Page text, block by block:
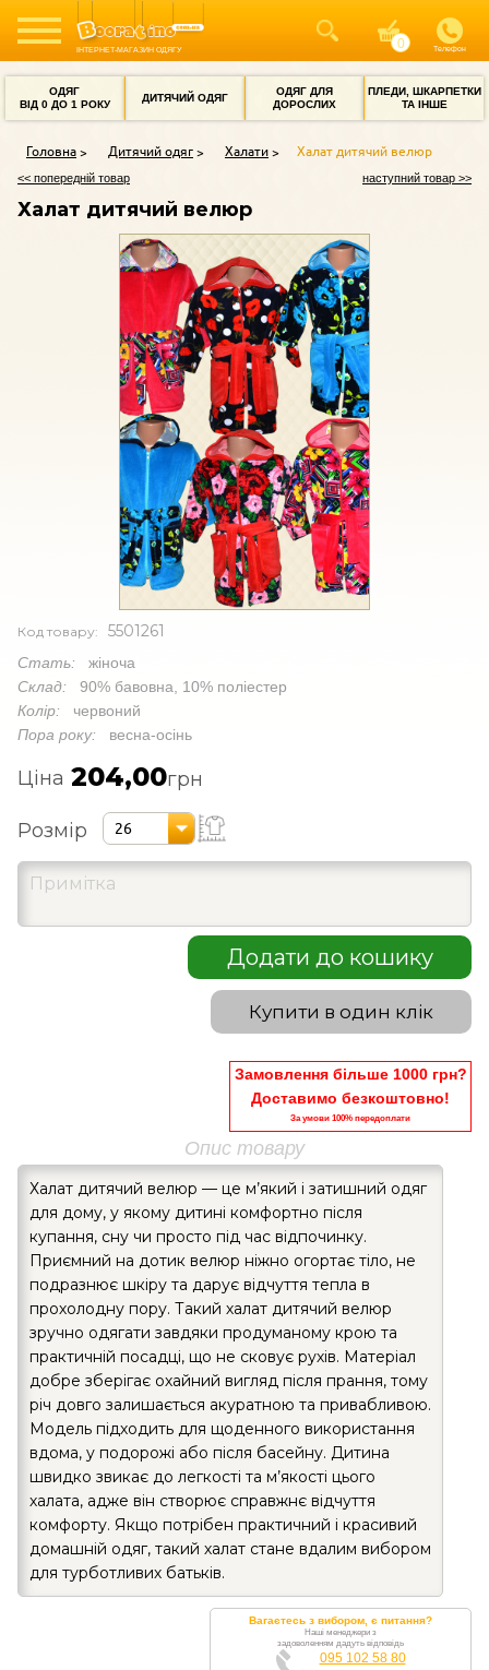
ІНТЕРНЕТ-МАГАЗИН ОДЯГУ Телефон
ОДЯГ
ВІД 0 ДО 1 РОКУ
ДИТЯЧИЙ ОДЯГ
ОДЯГ ДЛЯ
ДОРОСЛИХ
ПЛЕДИ, ШКАРПЕТКИ
ТА ІНШЕ
Головна Дитячий одяг Халати Халат дитячий велюр
<< попередній товар наступний товар >>
Халат дитячий велюр
Код товару: 5501261
Стать: жіноча
Склад: 90% бавовна, 10% поліестер
Колір: червоний
Пора року: весна-осінь
Ціна 204,00грн
Розмір 26
Додати до кошику
Купити в один клік
Замовлення більше 1000 грн?
Доставимо безкоштовно!
За умови 100% передоплати
Опис товару
Халат дитячий велюр — це м’який і затишний одяг
для дому, у якому дитині комфортно після
купання, сну чи просто під час відпочинку.
Приємний на дотик велюр ніжно огортає тіло, не
подразнює шкіру та дарує відчуття тепла в
прохолодну пору. Такий халат дитячий велюр
зручно одягати завдяки продуманому крою та
практичній посадці, що не сковує рухів. Матеріал
добре зберігає охайний вигляд після прання, тому
річ довго залишається акуратною та привабливою.
Модель підходить для щоденного використання
вдома, у подорожі або після басейну. Дитина
швидко звикає до легкості та м’якості цього
халата, адже він створює справжнє відчуття
комфорту. Якщо потрібен практичний і красивий
домашній одяг, такий халат стане вдалим вибором
для турботливих батьків.
Вагаєтесь з вибором, є питання?
Наші менеджери з
задоволенням дадуть відповідь
095 102 58 80